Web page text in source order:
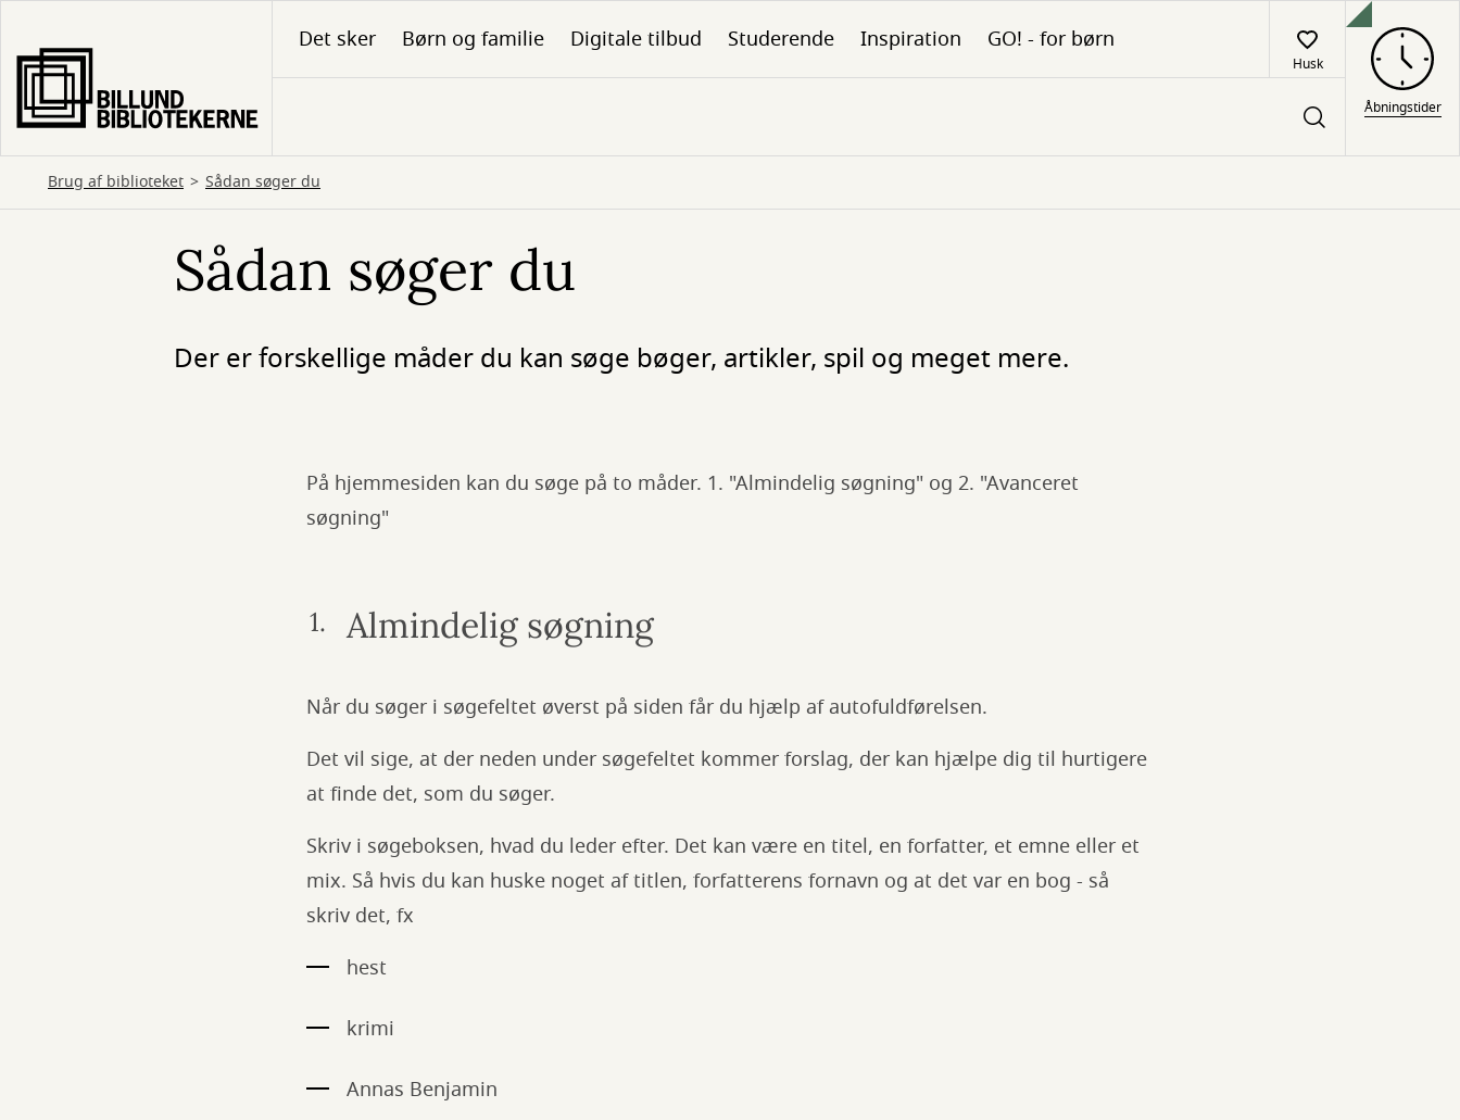
hovedindhold
Det sker Børn og familie Digitale tilbud Studerende Inspiration GO! - for børn
Husk
Åbningstider
Brug af biblioteket Sådan søger du
Sådan søger du
Der er forskellige måder du kan søge bøger, artikler, spil og meget mere.
På hjemmesiden kan du søge på to måder. 1. "Almindelig søgning" og 2. "Avanceret
søgning"
Almindelig søgning
Når du søger i søgefeltet øverst på siden får du hjælp af autofuldførelsen.
Det vil sige, at der neden under søgefeltet kommer forslag, der kan hjælpe dig til hurtigere
at finde det, som du søger.
Skriv i søgeboksen, hvad du leder efter. Det kan være en titel, en forfatter, et emne eller et
mix. Så hvis du kan huske noget af titlen, forfatterens fornavn og at det var en bog - så
skriv det, fx
hest
krimi
Annas Benjamin